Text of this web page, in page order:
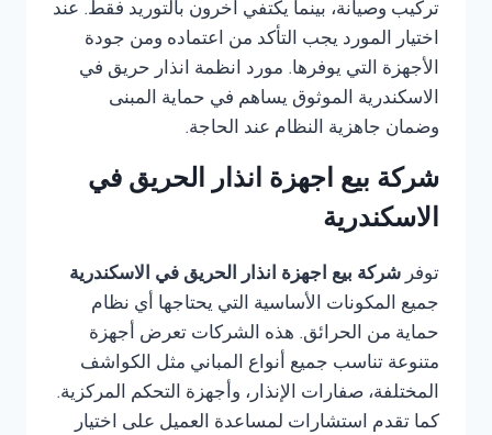
تركيب وصيانة، بينما يكتفي آخرون بالتوريد فقط. عند
اختيار المورد يجب التأكد من اعتماده ومن جودة
الأجهزة التي يوفرها. مورد انظمة انذار حريق في
الاسكندرية الموثوق يساهم في حماية المبنى
وضمان جاهزية النظام عند الحاجة.
شركة بيع اجهزة انذار الحريق في
الاسكندرية
توفر شركة بيع اجهزة انذار الحريق في الاسكندرية
جميع المكونات الأساسية التي يحتاجها أي نظام
حماية من الحرائق. هذه الشركات تعرض أجهزة
متنوعة تناسب جميع أنواع المباني مثل الكواشف
المختلفة، صفارات الإنذار، وأجهزة التحكم المركزية.
كما تقدم استشارات لمساعدة العميل على اختيار